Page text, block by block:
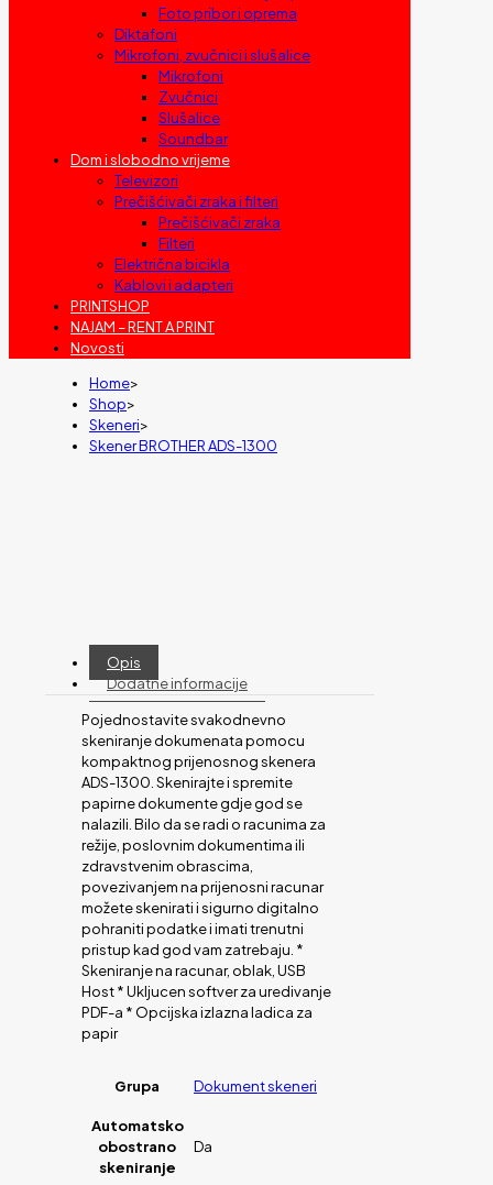
Foto pribor i oprema
Diktafoni
Mikrofoni, zvučnici i slušalice
Mikrofoni
Zvučnici
Slušalice
Soundbar
Dom i slobodno vrijeme
Televizori
Prečišćivači zraka i filteri
Prečišćivači zraka
Filteri
Električna bicikla
Kablovi i adapteri
PRINTSHOP
NAJAM – RENT A PRINT
Novosti
Home>
Shop>
Skeneri>
Skener BROTHER ADS-1300
Opis
Dodatne informacije
Pojednostavite svakodnevno
skeniranje dokumenata pomocu
kompaktnog prijenosnog skenera
ADS-1300. Skenirajte i spremite
papirne dokumente gdje god se
nalazili. Bilo da se radi o racunima za
režije, poslovnim dokumentima ili
zdravstvenim obrascima,
povezivanjem na prijenosni racunar
možete skenirati i sigurno digitalno
pohraniti podatke i imati trenutni
pristup kad god vam zatrebaju. *
Skeniranje na racunar, oblak, USB
Host * Ukljucen softver za uredivanje
PDF-a * Opcijska izlazna ladica za
papir
Grupa Dokument skeneri
Automatsko
obostrano
skeniranje
Da